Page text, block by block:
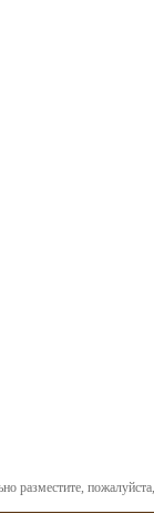
разместите,